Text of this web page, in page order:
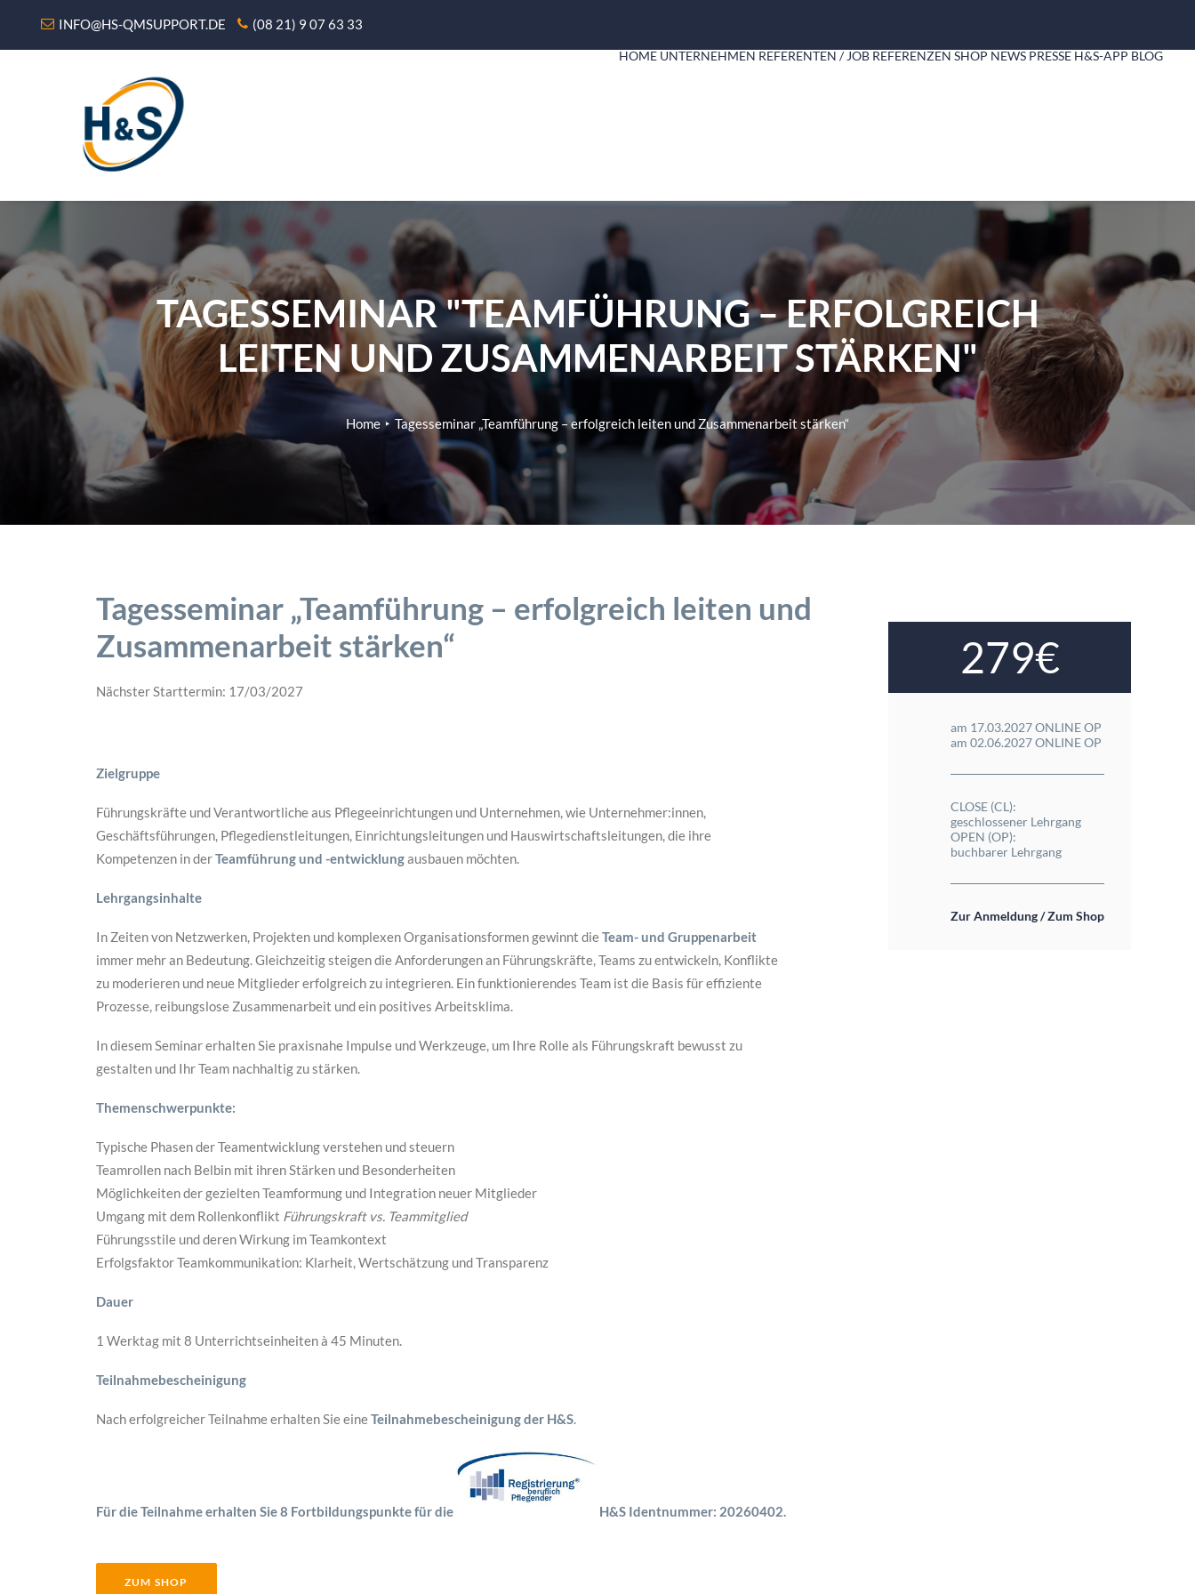
INFO@HS-QMSUPPORT.DE (08 21) 9 07 63 33
HOME UNTERNEHMEN REFERENTEN / JOB REFERENZEN SHOP NEWS PRESSE H&S-APP BLOG
TAGESSEMINAR "TEAMFÜHRUNG – ERFOLGREICH
LEITEN UND ZUSAMMENARBEIT STÄRKEN"
Home Tagesseminar „Teamführung – erfolgreich leiten und Zusammenarbeit stärken“
Tagesseminar „Teamführung – erfolgreich leiten und
Zusammenarbeit stärken“
Nächster Starttermin: 17/03/2027
Zielgruppe
Führungskräfte und Verantwortliche aus Pflegeeinrichtungen und Unternehmen, wie Unternehmer:innen,
Geschäftsführungen, Pflegedienstleitungen, Einrichtungsleitungen und Hauswirtschaftsleitungen, die ihre
Kompetenzen in derTeamführung und -entwicklungausbauen möchten.
Lehrgangsinhalte
In Zeiten von Netzwerken, Projekten und komplexen Organisationsformen gewinnt dieTeam- und Gruppenarbeit
immer mehr an Bedeutung. Gleichzeitig steigen die Anforderungen an Führungskräfte, Teams zu entwickeln, Konflikte
zu moderieren und neue Mitglieder erfolgreich zu integrieren. Ein funktionierendes Team ist die Basis für effiziente
Prozesse, reibungslose Zusammenarbeit und ein positives Arbeitsklima.
In diesem Seminar erhalten Sie praxisnahe Impulse und Werkzeuge, um Ihre Rolle als Führungskraft bewusst zu
gestalten und Ihr Team nachhaltig zu stärken.
Themenschwerpunkte:
Typische Phasen der Teamentwicklung verstehen und steuern
Teamrollen nach Belbin mit ihren Stärken und Besonderheiten
Möglichkeiten der gezielten Teamformung und Integration neuer Mitglieder
Umgang mit dem Rollenkonflikt Führungskraft vs. Teammitglied
Führungsstile und deren Wirkung im Teamkontext
Erfolgsfaktor Teamkommunikation: Klarheit, Wertschätzung und Transparenz
Dauer
1 Werktag mit 8 Unterrichtseinheiten à 45 Minuten.
Teilnahmebescheinigung
Nach erfolgreicher Teilnahme erhalten Sie eineTeilnahmebescheinigung der H&S.
Für die Teilnahme erhalten Sie 8 Fortbildungspunkte für die H&S Identnummer: 20260402.
ZUM SHOP
279€
am 17.03.2027 ONLINE OP
am 02.06.2027 ONLINE OP
CLOSE (CL):
geschlossener Lehrgang
OPEN (OP):
buchbarer Lehrgang
Zur Anmeldung / Zum Shop